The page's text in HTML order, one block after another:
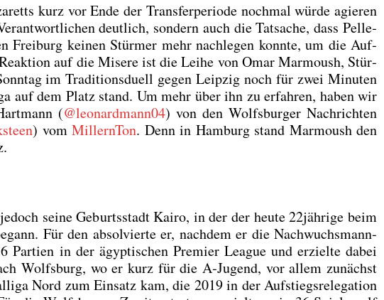
kurz vor Ende der Trans­fer­pe­ri­ode noch­mal wür­de agie­ren
deut­lich, son­dern auch die Tat­sa­che, dass Pel­le­
Frei­burg kei­nen Stür­mer mehr nach­le­gen konn­te, um die Auf­
auf die Mise­re ist die Lei­he von Omar Mar­moush, Stür­
im Tra­di­ti­ons­du­ell gegen Leip­zig noch für zwei Minu­ten
auf dem Platz stand. Um mehr über ihn zu erfah­ren, haben wir
(@leonardmann04) von den Wolfs­bur­ger Nach­rich­ten
) vomMill­ern­Ton. Denn in Ham­burg stand Mar­moush den
sei­ne Geburts­stadt Kai­ro, in der der heu­te 22jährige beim
Für den absol­vier­te er, nach­dem er die Nach­wuchs­mann­
Par­tien in der ägyp­ti­schen Pre­mier League und erziel­te dabei
Wolfs­burg, wo er kurz für die A‑Jugend, vor allem zunächst
Nord zum Ein­satz kam, die 2019 in der Auf­stiegs­re­le­ga­ti­on